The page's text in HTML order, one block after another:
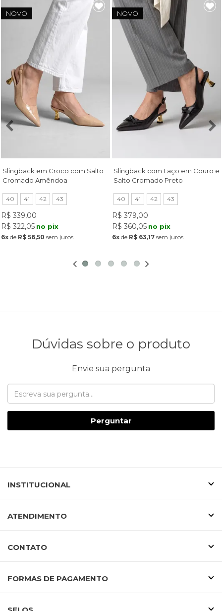
NOVO
Slingback em Croco com Salto
Cromado Amêndoa
40 41 42 43
R$ 339,00
R$ 322,05 no pix
6x de R$ 56,50 sem juros
NOVO
Slingback com Laço em Couro e
Salto Cromado Preto
40 41 42 43
R$ 379,00
R$ 360,05 no pix
6x de R$ 63,17 sem juros
Dúvidas sobre o produto
Envie sua pergunta
Perguntar
INSTITUCIONAL
ATENDIMENTO
CONTATO
FORMAS DE PAGAMENTO